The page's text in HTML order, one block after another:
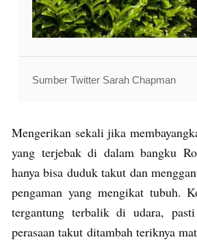
Sumber Twitter Sarah Chapman
Mengerikan sekali jika
yang terjebak di dalam bangku
hanya bisa duduk takut dan
pengaman yang mengikat tubuh.
tergantung terbalik di udara,
perasaan takut ditambah teriknya